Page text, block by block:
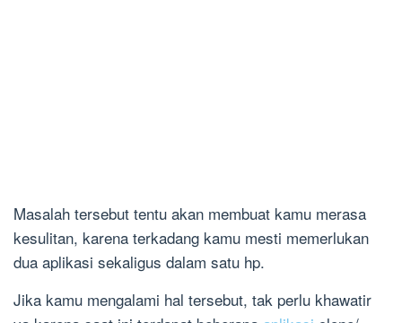
Masalah tersebut tentu akan membuat kamu merasa
kesulitan, karena terkadang kamu mesti memerlukan
dua aplikasi sekaligus dalam satu hp.
Jika kamu mengalami hal tersebut, tak perlu khawatir